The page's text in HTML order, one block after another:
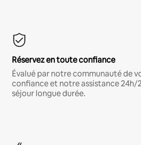
Réservez en toute confiance
Évalué par notre communauté de
confiance et notre assistance
séjour longue durée.